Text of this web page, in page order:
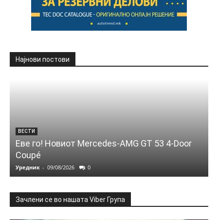
Најнови постови
ВЕСТИ
Еве го! Новиот Mercedes‑AMG GT 53 4‑Door
Coupé
Уредник - 09/08/2026 0
Зачлени се во нашата Viber Група